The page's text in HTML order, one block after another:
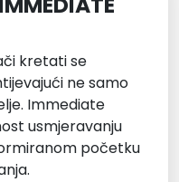
kretati se
ne samo
Immediate
usmjeravanju
početku